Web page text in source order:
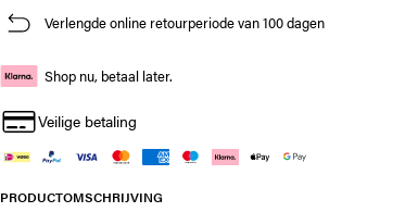
Verlengde online retourperiode van 100 dagen
Shop nu, betaal later.
Veilige betaling
PRODUCTOMSCHRIJVING